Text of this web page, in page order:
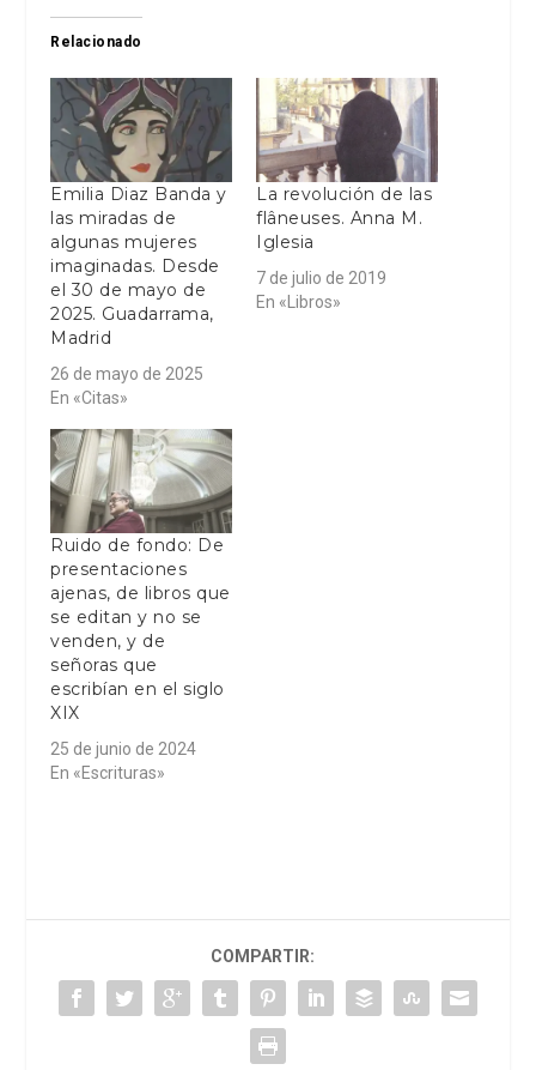
Relacionado
Emilia Diaz Banda y
las miradas de
algunas mujeres
imaginadas. Desde
el 30 de mayo de
2025. Guadarrama,
Madrid
26 de mayo de 2025
En «Citas»
La revolución de las
flâneuses. Anna M.
Iglesia
7 de julio de 2019
En «Libros»
Ruido de fondo: De
presentaciones
ajenas, de libros que
se editan y no se
venden, y de
señoras que
escribían en el siglo
XIX
25 de junio de 2024
En «Escrituras»
COMPARTIR: